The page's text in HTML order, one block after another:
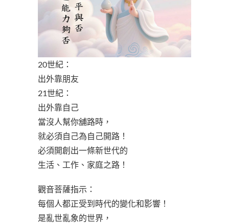
20世紀：
出外靠朋友
21世紀：
出外靠自己
當沒人幫你舖路時，
就必須自己為自己開路！
必須開創出一條新世代的
生活、工作、家庭之路！
觀音菩薩指示：
每個人都正受到時代的變化和影響！
是亂世亂象的世界，